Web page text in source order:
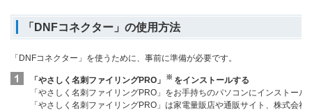
「DNFコネクター」の使用方法
「DNFコネクター」を使うために、事前に準備が必要です。
「やさしく名刺ファイリングPRO」 ※ をインストールする
「やさしく名刺ファイリングPRO」をお手持ちのパソコンにインストール
「やさしく名刺ファイリングPRO」は家電量販店や通販サイト、株式会